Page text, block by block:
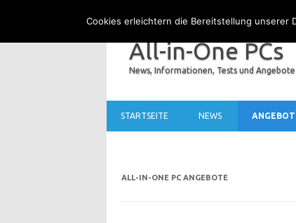
All-in-One PCs
News, Informationen, Tests und Angebote
STARTSEITE NEWS
ALL-IN-ONE PC ANGEBOTE
Cookies erleichtern die Bereitstellung unserer